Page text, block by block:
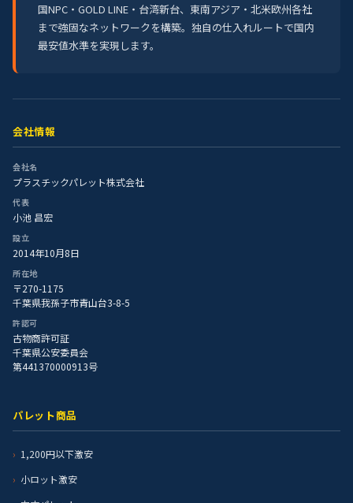
国NPC・GOLD LINE・台湾新台、東南アジア・北米欧州各社
まで強固なネットワークを構築。独自の仕入れルートで国内
最安値水準を実現します。
会社情報
会社名
プラスチックパレット株式会社
代表
小池 昌宏
設立
2014年10月8日
所在地
〒270-1175
千葉県我孫子市青山台3-8-5
許認可
古物商許可証
千葉県公安委員会
第441370000913号
パレット商品
1,200円以下激安
小ロット激安